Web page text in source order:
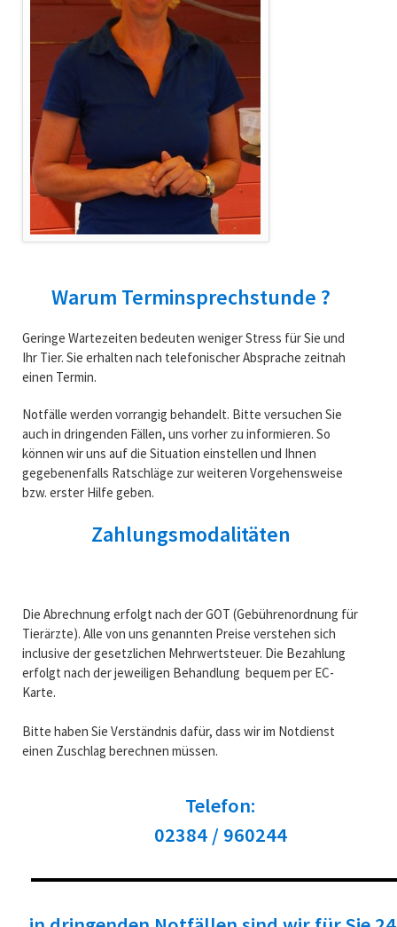
Warum Terminsprechstunde ?
Geringe Wartezeiten bedeuten weniger Stress für Sie und
Ihr Tier. Sie erhalten nach telefonischer Absprache zeitnah
einen Termin.
Notfälle werden vorrangig behandelt. Bitte versuchen Sie
auch in dringenden Fällen, uns vorher zu informieren. So
können wir uns auf die Situation einstellen und Ihnen
gegebenenfalls Ratschläge zur weiteren Vorgehensweise
bzw. erster Hilfe geben.
Zahlungsmodalitäten
Die Abrechnung erfolgt nach der GOT (Gebührenordnung für
Tierärzte). Alle von uns genannten Preise verstehen sich
inclusive der gesetzlichen Mehrwertsteuer. Die Bezahlung
erfolgt nach der jeweiligen Behandlung bequem per EC-
Karte.
Bitte haben Sie Verständnis dafür, dass wir im Notdienst
einen Zuschlag berechnen müssen.
Telefon:
02384 / 960244